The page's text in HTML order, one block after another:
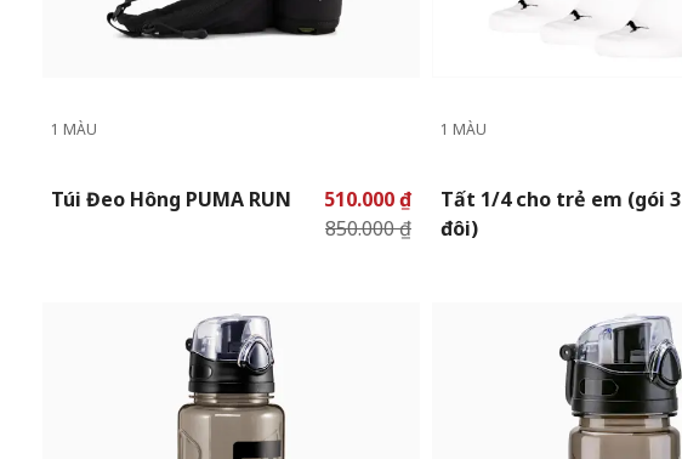
1 MÀU
Túi Đeo Hông PUMA RUN
510.000 ₫
850.000 ₫
1 MÀU
Tất 1/4 cho trẻ em (gói 3
đôi)